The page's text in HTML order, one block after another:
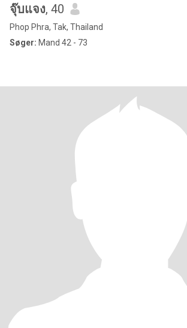
จุ๊บแจง, 40
Phop Phra, Tak, Thailand
Søger: Mand 42 - 73